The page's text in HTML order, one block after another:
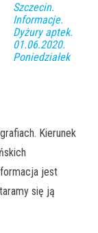
Szczecin.
Informacje.
Dyżury aptek.
01.06.2020.
Poniedziałek
Kierunek
jest
się ją